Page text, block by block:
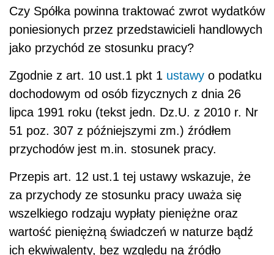
Czy Spółka powinna traktować zwrot wydatków
poniesionych przez przedstawicieli handlowych
jako przychód ze stosunku pracy?
Zgodnie z art. 10 ust.1 pkt 1 ustawy o podatku
dochodowym od osób fizycznych z dnia 26
lipca 1991 roku (tekst jedn. Dz.U. z 2010 r. Nr
51 poz. 307 z późniejszymi zm.) źródłem
przychodów jest m.in. stosunek pracy.
Przepis art. 12 ust.1 tej ustawy wskazuje, że
za przychody ze stosunku pracy uważa się
wszelkiego rodzaju wypłaty pieniężne oraz
wartość pieniężną świadczeń w naturze bądź
ich ekwiwalenty, bez względu na źródło